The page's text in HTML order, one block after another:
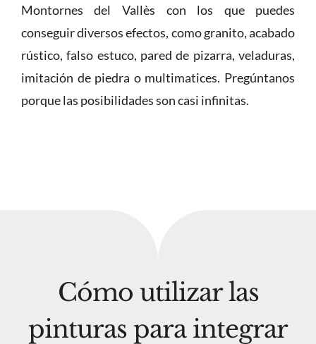
Montornes del Vallès con los que puedes
conseguir diversos efectos, como granito, acabado
rústico, falso estuco, pared de pizarra, veladuras,
imitación de piedra o multimatices. Pregúntanos
porque las posibilidades son casi infinitas.
Cómo utilizar las
pinturas para integrar